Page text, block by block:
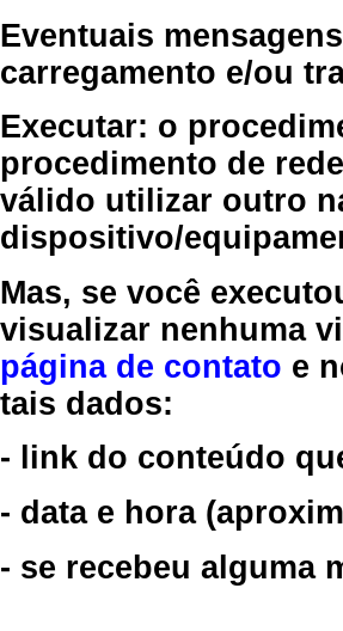
Eventuais
carregamento e/ou
Executar: o
procedimento de
válido utilizar outro
dispositivo/
Mas, se você
visualizar nenhuma
página de contato e
tais dados:
- link do conteúdo
- data e hora
- se recebeu alguma